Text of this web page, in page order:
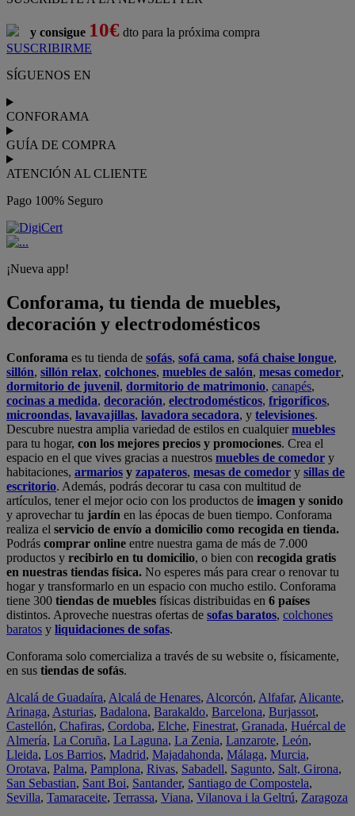
y consigue 10€ dto para la próxima compra
SUSCRIBIRME
SÍGUENOS EN
CONFORAMA
GUÍA DE COMPRA
ATENCIÓN AL CLIENTE
Pago 100% Seguro
¡Nueva app!
Conforama, tu tienda de muebles,
decoración y electrodomésticos
Conforama es tu tienda de sofás, sofá cama, sofá chaise longue,
sillón, sillón relax, colchones, muebles de salón, mesas comedor,
dormitorio de juvenil, dormitorio de matrimonio, canapés,
cocinas a medida, decoración, electrodomésticos, frigoríficos,
microondas, lavavajillas, lavadora secadora, y televisiones.
Descubre nuestra amplia variedad de estilos en cualquiermuebles
para tu hogar, con los mejores precios y promociones. Crea el
espacio en el que vives gracias a nuestros muebles de comedor y
habitaciones, armarios y zapateros, mesas de comedor y sillas de
escritorio. Además, podrás decorar tu casa con multitud de
artículos, tener el mejor ocio con los productos de imagen y sonido
y aprovechar tu jardín en las épocas de buen tiempo. Conforama
realiza el servicio de envío a domicilio como recogida en tienda.
Podrás comprar online entre nuestra gama de más de 7.000
productos y recibirlo en tu domicilio, o bien con recogida gratis
en nuestras tiendas física. No esperes más para crear o renovar tu
hogar y transformarlo en un espacio con mucho estilo. Conforama
tiene 300 tiendas de muebles físicas distribuidas en 6 países
distintos. Aproveche nuestras ofertas de sofas baratos, colchones
baratos y liquidaciones de sofas.
Conforama solo comercializa a través de su website o, físicamente,
en sus tiendas de sofás.
Alcalá de Guadaíra, Alcalá de Henares, Alcorcón, Alfafar, Alicante,
Arinaga, Asturias, Badalona, Barakaldo, Barcelona, Burjassot,
Castellón, Chafiras, Cordoba, Elche, Finestrat, Granada, Huércal de
Almería, La Coruña, La Laguna, La Zenia, Lanzarote, León,
Lleida, Los Barrios, Madrid, Majadahonda, Málaga, Murcia,
Orotava, Palma, Pamplona, Rivas, Sabadell, Sagunto, Salt, Girona,
San Sebastian, Sant Boi, Santander, Santiago de Compostela,
Sevilla, Tamaraceite, Terrassa, Viana, Vilanova i la Geltrú, Zaragoza